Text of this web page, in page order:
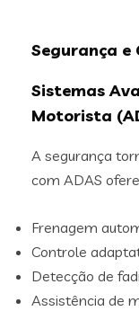
Segurança
Sistemas
Motorista
A segurança
com ADAS
Frenagem
Controle
Detecção de
Assistência de